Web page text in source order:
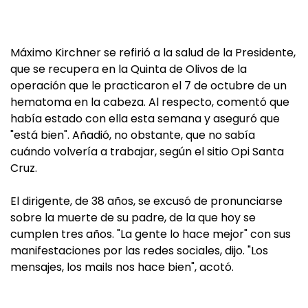
Máximo Kirchner se refirió a la salud de la Presidente,
que se recupera en la Quinta de Olivos de la
operación que le practicaron el 7 de octubre de un
hematoma en la cabeza. Al respecto, comentó que
había estado con ella esta semana y aseguró que
"está bien". Añadió, no obstante, que no sabía
cuándo volvería a trabajar, según el sitio Opi Santa
Cruz.
El dirigente, de 38 años, se excusó de pronunciarse
sobre la muerte de su padre, de la que hoy se
cumplen tres años. "La gente lo hace mejor" con sus
manifestaciones por las redes sociales, dijo. "Los
mensajes, los mails nos hace bien", acotó.